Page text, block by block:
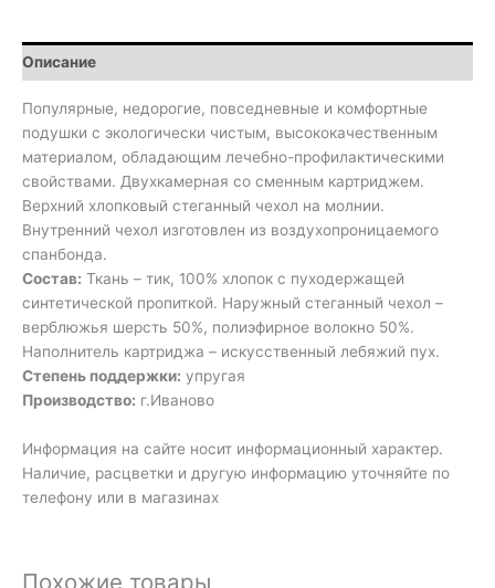
Описание
Популярные, недорогие, повседневные и комфортные
подушки с экологически чистым, высококачественным
материалом, обладающим лечебно-профилактическими
свойствами. Двухкамерная со сменным картриджем.
Верхний хлопковый стеганный чехол на молнии.
Внутренний чехол изготовлен из воздухопроницаемого
спанбонда.
Состав: Ткань – тик, 100% хлопок с пуходержащей
синтетической пропиткой. Наружный стеганный чехол –
верблюжья шерсть 50%, полиэфирное волокно 50%.
Наполнитель картриджа – искусственный лебяжий пух.
Степень поддержки: упругая
Производство: г.Иваново
Информация на сайте носит информационный характер.
Наличие, расцветки и другую информацию уточняйте по
телефону или в магазинах
Похожие товары